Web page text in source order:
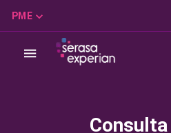
PME
Consulta